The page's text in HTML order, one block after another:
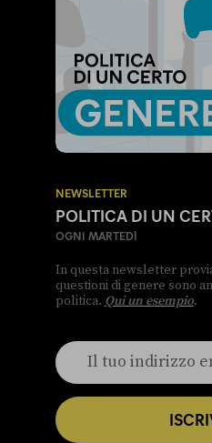
NEWSLETTER
POLITICA DI UN
OGNI MARTEDÌ
In questa newsletter
questioni di genere sono
politica. Qui un esempio.